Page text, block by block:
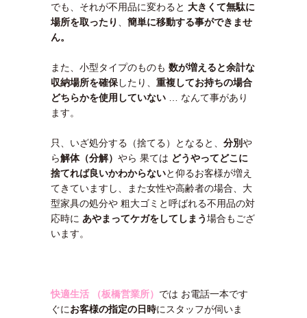
でも、それが不用品に変わると 大きくて無駄に
場所を取ったり
簡単に移動する事ができませ
ん。
また、小型タイプのものも 数が増えると余計な
収納場所を確保したり、 重複してお持ちの場合
どちらかを使用していない … なんて事があり
ます。
只、いざ処分する（捨てる）となると、 分別や
ら解体（分解） やら 果ては どうやってどこに
捨てれば良いかわからないと仰るお客様が増え
てきていますし、また女性や高齢者の場合、大
型家具の処分や 粗大ゴミと呼ばれる不用品の対
応時に あやまってケガをしてしまう場合もござ
います。
快適生活 （板橋営業所） では お電話一本です
ぐにお客様の指定の日時にスタッフが伺いま